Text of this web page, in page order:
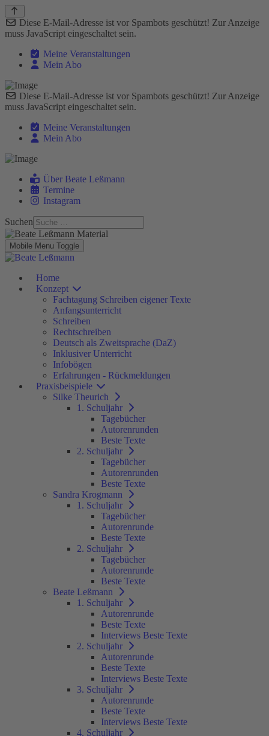
Diese E-Mail-Adresse ist vor Spambots geschützt! Zur Anzeige
muss JavaScript eingeschaltet sein.
Meine Veranstaltungen
Mein Abo
Diese E-Mail-Adresse ist vor Spambots geschützt! Zur Anzeige
muss JavaScript eingeschaltet sein.
Meine Veranstaltungen
Mein Abo
Über Beate Leßmann
Termine
Instagram
Suchen
Mobile Menu Toggle
Home
Konzept
Fachtagung Schreiben eigener Texte
Anfangsunterricht
Schreiben
Rechtschreiben
Deutsch als Zweitsprache (DaZ)
Inklusiver Unterricht
Infobögen
Erfahrungen - Rückmeldungen
Praxisbeispiele
Silke Theurich
1. Schuljahr
Tagebücher
Autorenrunden
Beste Texte
2. Schuljahr
Tagebücher
Autorenrunden
Beste Texte
Sandra Krogmann
1. Schuljahr
Tagebücher
Autorenrunde
Beste Texte
2. Schuljahr
Tagebücher
Autorenrunde
Beste Texte
Beate Leßmann
1. Schuljahr
Autorenrunde
Beste Texte
Interviews Beste Texte
2. Schuljahr
Autorenrunde
Beste Texte
Interviews Beste Texte
3. Schuljahr
Autorenrunde
Beste Texte
Interviews Beste Texte
4. Schuljahr